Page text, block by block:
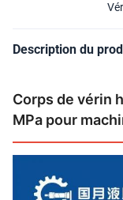
Description du
Corps de vérin
MPa pour